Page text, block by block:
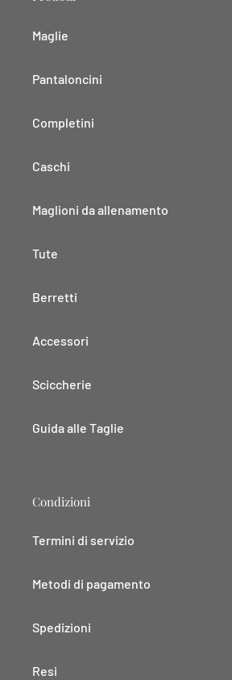
Maglie
Pantaloncini
Completini
Caschi
Maglioni da allenamento
Tute
Berretti
Accessori
Sciccherie
Guida alle Taglie
Condizioni
Termini di servizio
Metodi di pagamento
Spedizioni
Resi